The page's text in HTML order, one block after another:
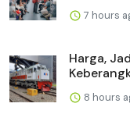
7 hours
Harga,
8 hours